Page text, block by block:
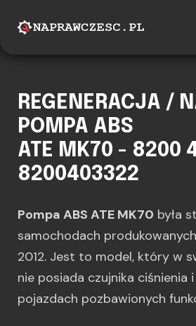
REGENERACJA /
POMPA ABS
ATE MK70 - 8200
8200403322
Pompa ABS ATE MK70 była
samochodach
2012. Jest to model, który w
nie posiada czujnika ciśnienia
pojazdach pozbawionych